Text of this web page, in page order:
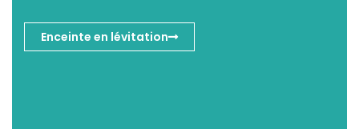
Enceinte en lévitation